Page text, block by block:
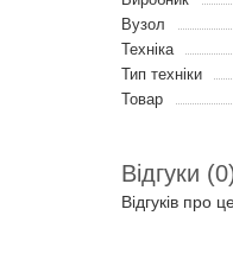
Вузол
Техніка
Тип техніки
Товар
Відгуки
Відгуків про